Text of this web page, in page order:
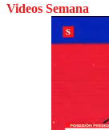
Videos Semana